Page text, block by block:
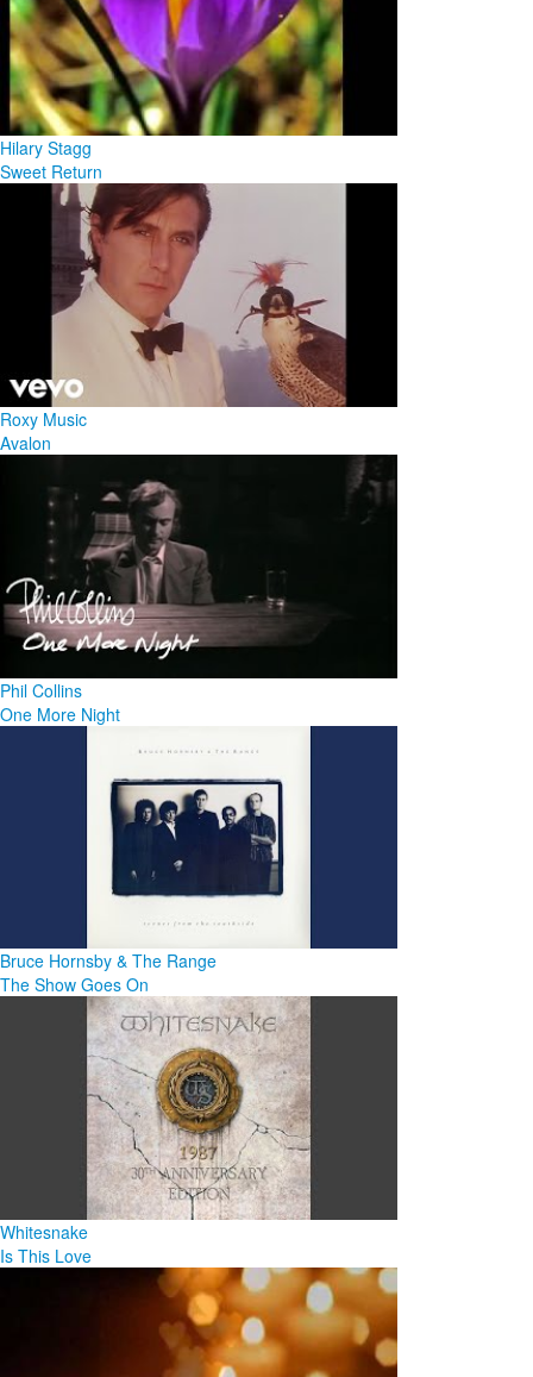
Hilary Stagg
Sweet Return
Roxy Music
Avalon
Phil Collins
One More Night
Bruce Hornsby & The Range
The Show Goes On
Whitesnake
Is This Love